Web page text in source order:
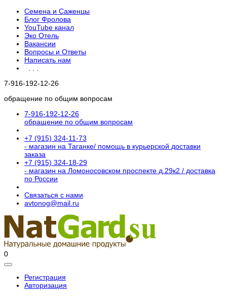
Семена и Саженцы
Блог Фролова
YouTube канал
Эко Отель
Вакансии
Вопросы и Ответы
Написать нам
7-916-192-12-26
обращение по общим вопросам
7-916-192-12-26
обращение по общим вопросам
+7 (915) 324-11-73
- магазин на Таганке/ помощь в курьерской доставки
заказа
+7 (915) 324-18-29
- магазин на Ломоносовском проспекте д.29к2 / доставка
по России
Связаться с нами
avtonog@mail.ru
0
Регистрация
Авторизация